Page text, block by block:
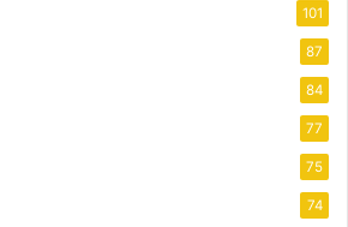
101
87
84
77
75
74